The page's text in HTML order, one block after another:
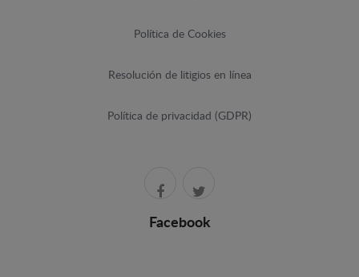
Política de Cookies
Resolución de litigios en línea
Política de privacidad (GDPR)
Facebook